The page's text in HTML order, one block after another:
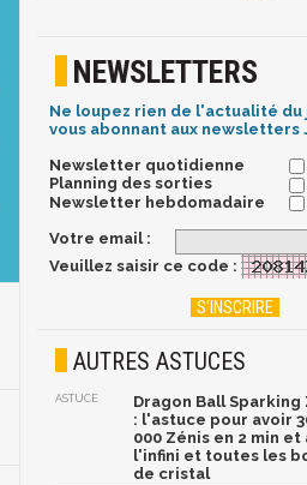
NEWSLETTERS
Ne loupez rien de l'actualité du
vous abonnant aux newsletters
Newsletter quotidienne
Planning des sorties
Newsletter hebdomadaire
Votre email :
Veuillez saisir ce code :
AUTRES ASTUCES
ASTUCE
Dragon Ball Sparking
: l'astuce pour avoir
000 Zénis en 2 min et
l'infini et toutes les
de cristal